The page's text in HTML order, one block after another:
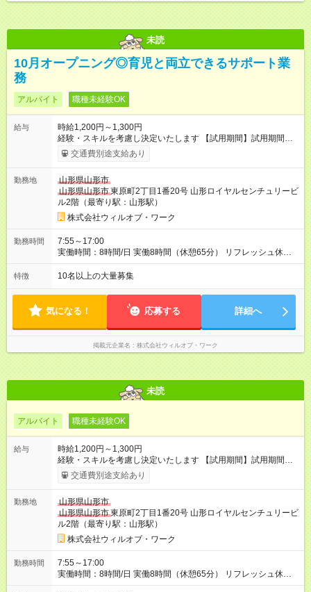
未読
10月オープニング◎育児と両立できるサポート業
務
アルバイト 職種未経験OK
給与
時給1,200円～1,300円
経験・スキルを考慮し決定いたします 【試用期間】試用期間あ
り 試用期間の長さ：1ヶ月 雇用形態、給与は本採用時と同じで
す。
交通費別途支給あり
勤務地
山形県山形市
山形県山形市東原町2丁目1番20号 山形ロイヤルセンチュリービ
ル2階（最寄り駅：山形駅）
株式会社ウィルオブ・ワーク
勤務時間
7:55～17:00
実働時間：8時間/日 実働8時間（休憩65分） リフレッシュ休憩
あり（有給） 残業月5～10時間未満
特徴 10名以上の大量募集
気になる！ 応募する 詳細へ
掲載元企業名 株式会社ウィルオブ・ワーク
未読
アルバイト 職種未経験OK
給与
時給1,200円～1,300円
経験・スキルを考慮し決定いたします 【試用期間】試用期間あ
り 試用期間の長さ：1ヶ月 雇用形態、給与は本採用時と同じで
す。
交通費別途支給あり
勤務地
山形県山形市
山形県山形市東原町2丁目1番20号 山形ロイヤルセンチュリービ
ル2階（最寄り駅：山形駅）
株式会社ウィルオブ・ワーク
勤務時間
7:55～17:00
実働時間：8時間/日 実働8時間（休憩65分） リフレッシュ休憩
あり（有給） 残業月5～10時間未満